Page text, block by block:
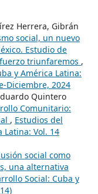
Herrera, Gibrán
social, un nuevo
Estudio de
triunfaremos ,
y América Latina:
Diciembre, 2024
Quintero
Comunitario:
, Estudios del
Latina: Vol. 14
social como
una alternativa
Social: Cuba y